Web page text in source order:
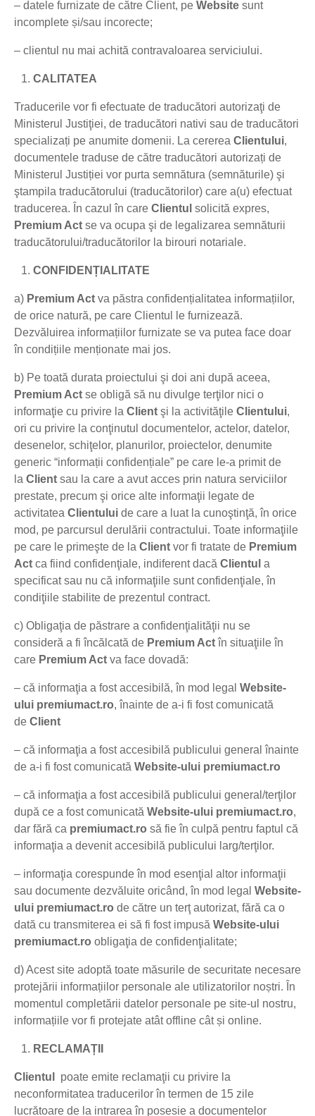
– datele furnizate de către Client, pe Website sunt
incomplete și/sau incorecte;
– clientul nu mai achită contravaloarea serviciului.
CALITATEA
Traducerile vor fi efectuate de traducători autorizaţi de
Ministerul Justiţiei, de traducători nativi sau de traducători
specializați pe anumite domenii. La cererea Clientului,
documentele traduse de către traducători autorizați de
Ministerul Justiției vor purta semnătura (semnăturile) şi
ştampila traducătorului (traducătorilor) care a(u) efectuat
traducerea. În cazul în care Clientul solicită expres,
Premium Act se va ocupa şi de legalizarea semnăturii
traducătorului/traducătorilor la birouri notariale.
CONFIDENȚIALITATE
a) Premium Act va păstra confidențialitatea informațiilor,
de orice natură, pe care Clientul le furnizează.
Dezvăluirea informațiilor furnizate se va putea face doar
în condițiile menționate mai jos.
b) Pe toată durata proiectului şi doi ani după aceea,
Premium Act se obligă să nu divulge terţilor nici o
informaţie cu privire la Client şi la activităţile Clientului,
ori cu privire la conţinutul documentelor, actelor, datelor,
desenelor, schiţelor, planurilor, proiectelor, denumite
generic “informații confidențiale” pe care le-a primit de
la Client sau la care a avut acces prin natura serviciilor
prestate, precum şi orice alte informaţii legate de
activitatea Clientului de care a luat la cunoştinţă, în orice
mod, pe parcursul derulării contractului. Toate informaţiile
pe care le primeşte de la Client vor fi tratate de Premium
Act ca fiind confidenţiale, indiferent dacă Clientul a
specificat sau nu că informaţiile sunt confidenţiale, în
condiţiile stabilite de prezentul contract.
c) Obligaţia de păstrare a confidenţialităţii nu se
consideră a fi încălcată de Premium Act în situaţiile în
care Premium Act va face dovadă:
– că informaţia a fost accesibilă, în mod legal Website-
ului premiumact.ro, înainte de a-i fi fost comunicată
de Client
– că informaţia a fost accesibilă publicului general înainte
de a-i fi fost comunicată Website-ului premiumact.ro
– că informaţia a fost accesibilă publicului general/terţilor
după ce a fost comunicată Website-ului premiumact.ro,
dar fără ca premiumact.ro să fie în culpă pentru faptul că
informaţia a devenit accesibilă publicului larg/terţilor.
– informaţia corespunde în mod esenţial altor informaţii
sau documente dezvăluite oricând, în mod legal Website-
ului premiumact.ro de către un terţ autorizat, fără ca o
dată cu transmiterea ei să fi fost impusă Website-ului
premiumact.ro obligaţia de confidenţialitate;
d) Acest site adoptă toate măsurile de securitate necesare
protejării informațiilor personale ale utilizatorilor noștri. În
momentul completării datelor personale pe site-ul nostru,
informațiile vor fi protejate atât offline cât și online.
RECLAMAȚII
Clientul
poate emite reclamaţii cu privire la
neconformitatea traducerilor în termen de 15 zile
lucrătoare de la intrarea în posesie a documentelor